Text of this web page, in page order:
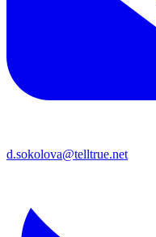
d.sokolova@telltrue.net